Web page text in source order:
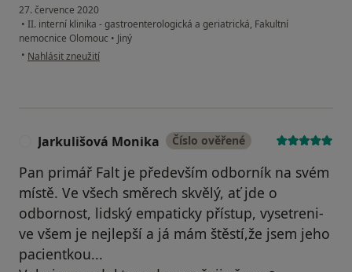
27. července 2020
• II. interní klinika - gastroenterologická a geriatrická, Fakultní
nemocnice Olomouc • Jiný
• podle názoru uživatele Martin Šulák
Nahlásit zneužití
Jarkulišová Monika Číslo ověřené
Pan primář Falt je především odborník na svém
místě. Ve všech směrech skvělý, ať jde o
odbornost, lidský empaticky přístup, vysetreni-
ve všem je nejlepší a já mám štěstí,že jsem jeho
pacientkou...